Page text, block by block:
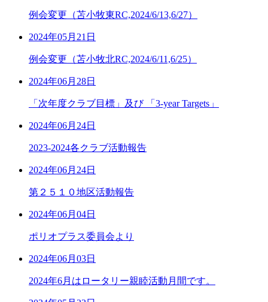
例会変更（苫小牧東RC,2024/6/13,6/27）
2024年05月21日
例会変更（苫小牧北RC,2024/6/11,6/25）
2024年06月28日
「次年度クラブ目標」及び 「3-year Targets」
2024年06月24日
2023-2024各クラブ活動報告
2024年06月24日
第２５１０地区活動報告
2024年06月04日
ポリオプラス委員会より
2024年06月03日
2024年6月はロータリー親睦活動月間です。